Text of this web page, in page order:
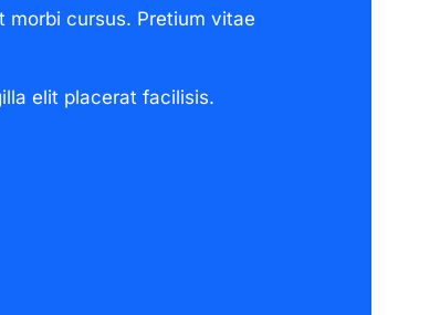
morbi cursus. Pretium vitae
elit placerat facilisis.